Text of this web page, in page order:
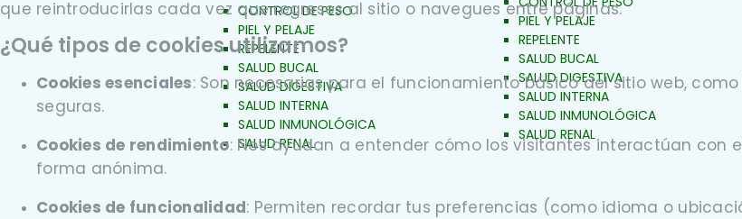
CONTROL DE PESO
PIEL Y PELAJE
REPELENTE
SALUD BUCAL
SALUD DIGESTIVA
SALUD INTERNA
SALUD INMUNOLÓGICA
SALUD RENAL
PIEL Y PELAJE
REPELENTE
SALUD BUCAL
SALUD DIGESTIVA
SALUD INTERNA
SALUD INMUNOLÓGICA
SALUD RENAL
que reintroducirlas cada vez que regreses al sitio o navegues entre páginas.
¿Qué tipos de cookies utilizamos?
Cookies esenciales: Son necesarias para el funcionamiento básico del sitio web,
seguras.
Cookies de rendimiento: Nos ayudan a entender cómo los visitantes interactúan con
forma anónima.
Cookies de funcionalidad: Permiten recordar tus preferencias (como idioma o